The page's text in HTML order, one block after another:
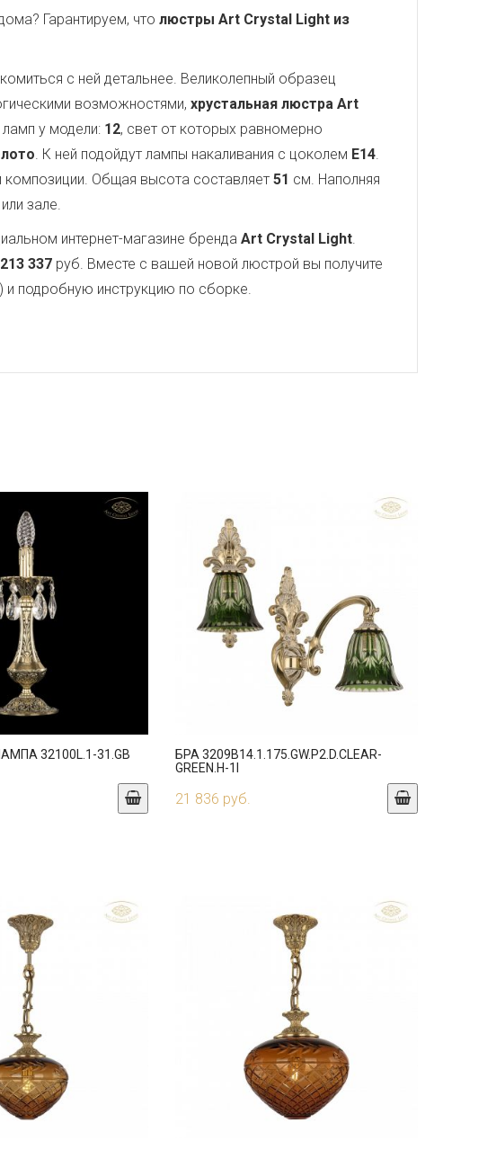
Гарантируем, что люстры Art Crystal Light из
с ней детальнее. Великолепный образец
возможностями, хрустальная люстра Art
у модели: 12, свет от которых равномерно
. К ней подойдут лампы накаливания с цоколем E14.
Общая высота составляет 51 см. Наполняя
зале.
интернет-магазине бренда Art Crystal Light.
213 337 руб. Вместе с вашей новой люстрой вы получите
и подробную инструкцию по сборке.
32100L.1-31.GB
БРА 3209B14.1.175.GW.P2.D.CLEAR-
GREEN.H-1I
21 836 руб.